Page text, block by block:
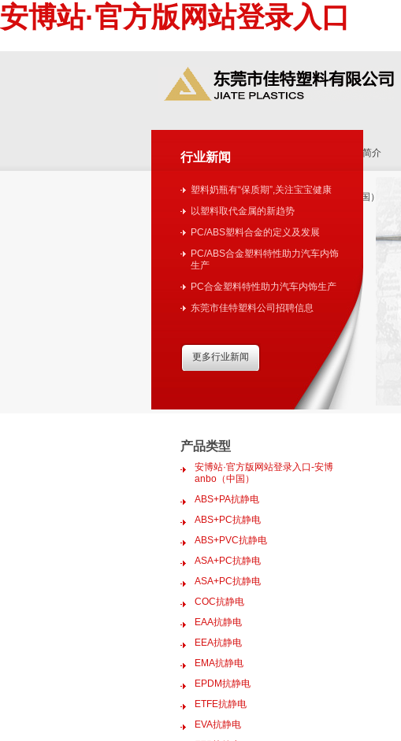
安博站·官方版网站登录入口
安博站·官方版网站登录入口 公司简介
安博站·官方版网站登录入口-安博ANBO（中国）
行业新闻
塑料奶瓶有“保质期”,关注宝宝健康
以塑料取代金属的新趋势
PC/ABS塑料合金的定义及发展
PC/ABS合金塑料特性助力汽车内饰
生产
PC合金塑料特性助力汽车内饰生产
东莞市佳特塑料公司招聘信息
更多行业新闻
产品类型
安博站·官方版网站登录入口-安博
anbo（中国）
ABS+PA抗静电
ABS+PC抗静电
ABS+PVC抗静电
ASA+PC抗静电
ASA+PC抗静电
COC抗静电
EAA抗静电
EEA抗静电
EMA抗静电
EPDM抗静电
ETFE抗静电
EVA抗静电